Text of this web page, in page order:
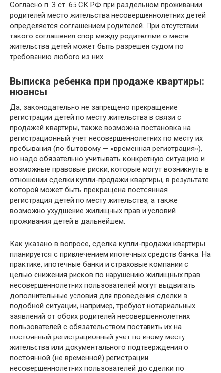
Согласно п. 3 ст. 65 СК РФ при раздельном проживании
родителей место жительства несовершеннолетних детей
определяется соглашением родителей. При отсутствии
такого соглашения спор между родителями о месте
жительства детей может быть разрешен судом по
требованию любого из них
Выписка ребенка при продаже квартиры:
нюансы
Да, законодательно не запрещено прекращение
регистрации детей по месту жительства в связи с
продажей квартиры, также возможна постановка на
регистрационный учет несовершеннолетних по месту их
пребывания (по бытовому — «временная регистрация»),
но надо обязательно учитывать конкретную ситуацию и
возможные правовые риски, которые могут возникнуть в
отношении сделки купли-продажи квартиры, в результате
которой может быть прекращена постоянная
регистрация детей по месту жительства, а также
возможно ухудшение жилищных прав и условий
проживания детей в дальнейшем.
Как указано в вопросе, сделка купли-продажи квартиры
планируется с привлечением ипотечных средств банка. На
практике, ипотечные банки и страховые компании с
целью снижения рисков по нарушению жилищных прав
несовершеннолетних пользователей могут выдвигать
дополнительные условия для проведения сделки в
подобной ситуации, например, требуют нотариальных
заявлений от обоих родителей несовершеннолетних
пользователей с обязательством поставить их на
постоянный регистрационный учет по иному месту
жительства или документального подтверждения о
постоянной (не временной) регистрации
несовершеннолетних пользователей до сделки по